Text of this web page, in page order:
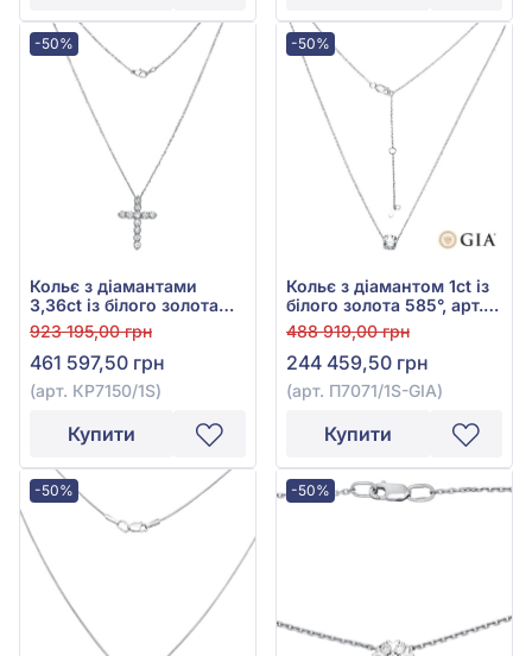
-50%
Кольє з діамантами
3,36ct із білого золота
585°, арт. КР7150/1S
923 195,00 грн
461 597,50 грн
(арт. КР7150/1S)
Купити
-50%
Кольє з діамантом 1ct із
білого золота 585°, арт.
П7071/1S-GIA
488 919,00 грн
244 459,50 грн
(арт. П7071/1S-GIA)
Купити
-50% -50%